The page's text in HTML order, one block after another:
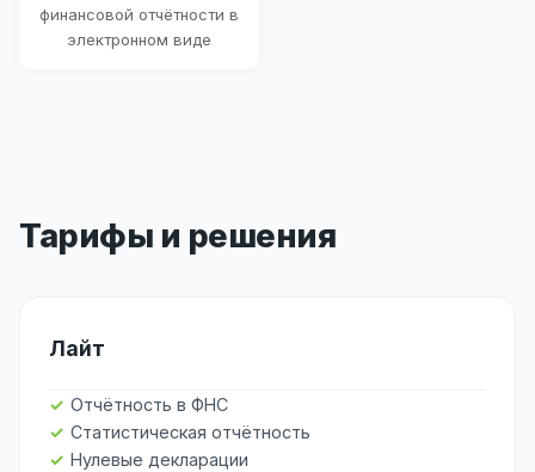
финансовой отчётности в
электронном виде
Тарифы и решения
Лайт
Отчётность в ФНС
Статистическая отчётность
Нулевые декларации